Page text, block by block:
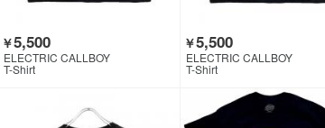
￥5,500
ELECTRIC CALLBOY
T-Shirt
￥5,500
ELECTRIC CALLBOY
T-Shirt